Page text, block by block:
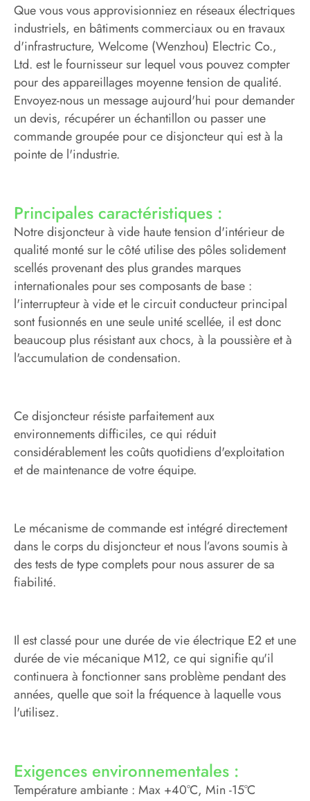
Que vous vous approvisionniez en réseaux électriques
industriels, en bâtiments commerciaux ou en travaux
d'infrastructure, Welcome (Wenzhou) Electric Co.,
Ltd. est le fournisseur sur lequel vous pouvez compter
pour des appareillages moyenne tension de qualité.
Envoyez-nous un message aujourd'hui pour demander
un devis, récupérer un échantillon ou passer une
commande groupée pour ce disjoncteur qui est à la
pointe de l'industrie.
Principales caractéristiques :
Notre disjoncteur à vide haute tension d'intérieur de
qualité monté sur le côté utilise des pôles solidement
scellés provenant des plus grandes marques
internationales pour ses composants de base :
l'interrupteur à vide et le circuit conducteur principal
sont fusionnés en une seule unité scellée, il est donc
beaucoup plus résistant aux chocs, à la poussière et à
l'accumulation de condensation.
Ce disjoncteur résiste parfaitement aux
environnements difficiles, ce qui réduit
considérablement les coûts quotidiens d'exploitation
et de maintenance de votre équipe.
Le mécanisme de commande est intégré directement
dans le corps du disjoncteur et nous l’avons soumis à
des tests de type complets pour nous assurer de sa
fiabilité.
Il est classé pour une durée de vie électrique E2 et une
durée de vie mécanique M12, ce qui signifie qu'il
continuera à fonctionner sans problème pendant des
années, quelle que soit la fréquence à laquelle vous
l'utilisez.
Exigences environnementales :
Température ambiante : Max +40°C, Min -15°C